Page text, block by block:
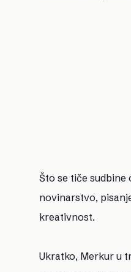
Što se tiče sudbine
novinarstvo,
kreativnost.
Ukratko, Merkur u